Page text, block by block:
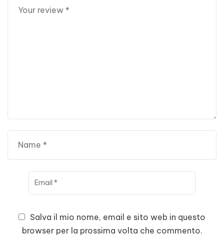
Salva il mio nome, email e sito web in questo
browser per la prossima volta che commento.